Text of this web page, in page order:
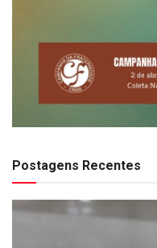
Postagens Recentes